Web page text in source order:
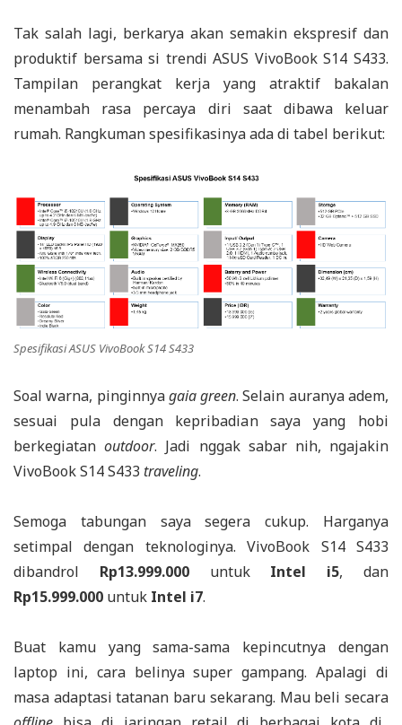
Tak salah lagi, berkarya akan semakin ekspresif dan
produktif bersama si trendi ASUS VivoBook S14 S433.
Tampilan perangkat kerja yang atraktif bakalan
menambah rasa percaya diri saat dibawa keluar
rumah. Rangkuman spesifikasinya ada di tabel berikut:
Spesifikasi ASUS VivoBook S14 S433
Soal warna, pinginnyagaia green. Selain auranya adem,
sesuai pula dengan kepribadian saya yang hobi
berkegiatanoutdoor. Jadi nggak sabar nih, ngajakin
VivoBook S14 S433 traveling.
Semoga tabungan saya segera cukup. Harganya
setimpal dengan teknologinya. VivoBook S14 S433
dibandrol Rp13.999.000 untuk Intel i5, dan
Rp15.999.000 untuk Intel i7.
Buat kamu yang sama-sama kepincutnya dengan
laptop ini, cara belinya super gampang. Apalagi di
masa adaptasi tatanan baru sekarang. Mau beli secara